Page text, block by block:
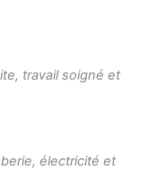
travail soigné et
électricité et